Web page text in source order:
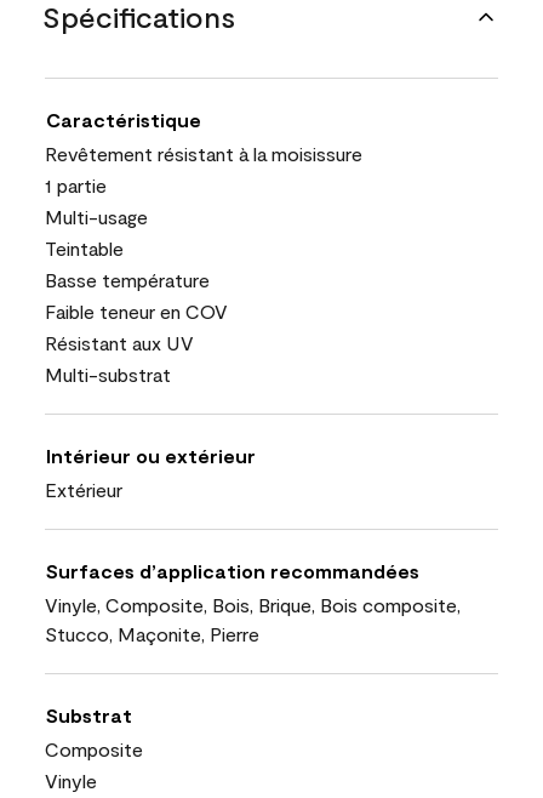
Spécifications
Caractéristique
Revêtement résistant à la moisissure
1 partie
Multi-usage
Teintable
Basse température
Faible teneur en COV
Résistant aux UV
Multi-substrat
Intérieur ou extérieur
Extérieur
Surfaces d’application recommandées
Vinyle, Composite, Bois, Brique, Bois composite,
Stucco, Maçonite, Pierre
Substrat
Composite
Vinyle